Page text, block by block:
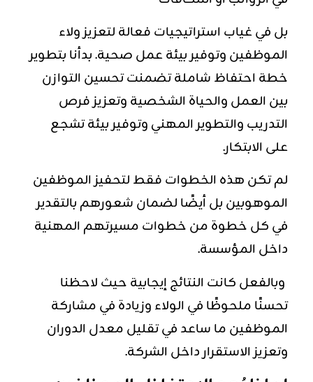
بل في غياب استراتيجيات فعالة لتعزيز ولاء
الموظفين وتوفير بيئة عمل صحية. بدأنا بتطوير
خطة احتفاظ شاملة تضمنت تحسين التوازن
بين العمل والحياة الشخصية وتعزيز فرص
التدريب والتطوير المهني وتوفير بيئة تشجع
على الابتكار.
لم تكن هذه الخطوات فقط لتحفيز الموظفين
الموهوبين بل أيضًا لضمان شعورهم بالتقدير
في كل خطوة من خطوات مسيرتهم المهنية
داخل المؤسسة.
وبالفعل كانت النتائج إيجابية حيث لاحظنا
تحسنًا ملحوظًا في الولاء وزيادة في مشاركة
الموظفين ما ساعد في تقليل معدل الدوران
وتعزيز الاستقرار داخل الشركة.